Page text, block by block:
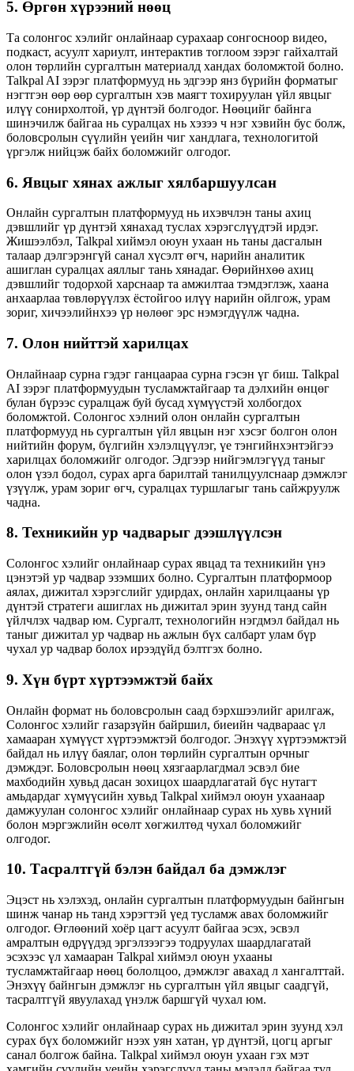
5. Өргөн хүрээний нөөц
Та солонгос хэлийг онлайнаар сурахаар сонгосноор видео,
подкаст, асуулт хариулт, интерактив тоглоом зэрэг гайхалтай
олон төрлийн сургалтын материалд хандах боломжтой болно.
Talkpal AI зэрэг платформууд нь эдгээр янз бүрийн форматыг
нэгтгэн өөр өөр сургалтын хэв маягт тохируулан үйл явцыг
илүү сонирхолтой, үр дүнтэй болгодог. Нөөцийг байнга
шинэчилж байгаа нь суралцах нь хэзээ ч нэг хэвийн бус болж,
боловсролын сүүлийн үеийн чиг хандлага, технологитой
үргэлж нийцэж байх боломжийг олгодог.
6. Явцыг хянах ажлыг хялбаршуулсан
Онлайн сургалтын платформууд нь ихэвчлэн таны ахиц
дэвшлийг үр дүнтэй хянахад туслах хэрэгслүүдтэй ирдэг.
Жишээлбэл, Talkpal хиймэл оюун ухаан нь таны дасгалын
талаар дэлгэрэнгүй санал хүсэлт өгч, нарийн аналитик
ашиглан суралцах аяллыг тань хянадаг. Өөрийнхөө ахиц
дэвшлийг тодорхой харснаар та амжилтаа тэмдэглэж, хаана
анхаарлаа төвлөрүүлэх ёстойгоо илүү нарийн ойлгож, урам
зориг, хичээлийнхээ үр нөлөөг эрс нэмэгдүүлж чадна.
7. Олон нийттэй харилцах
Онлайнаар сурна гэдэг ганцаараа сурна гэсэн үг биш. Talkpal
AI зэрэг платформуудын тусламжтайгаар та дэлхийн өнцөг
булан бүрээс суралцаж буй бусад хүмүүстэй холбогдох
боломжтой. Солонгос хэлний олон онлайн сургалтын
платформууд нь сургалтын үйл явцын нэг хэсэг болгон олон
нийтийн форум, бүлгийн хэлэлцүүлэг, үе тэнгийнхэнтэйгээ
харилцах боломжийг олгодог. Эдгээр нийгэмлэгүүд таныг
олон үзэл бодол, сурах арга барилтай танилцуулснаар дэмжлэг
үзүүлж, урам зориг өгч, суралцах туршлагыг тань сайжруулж
чадна.
8. Техникийн ур чадварыг дээшлүүлсэн
Солонгос хэлийг онлайнаар сурах явцад та техникийн үнэ
цэнэтэй ур чадвар эзэмших болно. Сургалтын платформоор
аялах, дижитал хэрэгслийг удирдах, онлайн харилцааны үр
дүнтэй стратеги ашиглах нь дижитал эрин зуунд танд сайн
үйлчлэх чадвар юм. Сургалт, технологийн нэгдмэл байдал нь
таныг дижитал ур чадвар нь ажлын бүх салбарт улам бүр
чухал ур чадвар болох ирээдүйд бэлтгэх болно.
9. Хүн бүрт хүртээмжтэй байх
Онлайн формат нь боловсролын саад бэрхшээлийг арилгаж,
Солонгос хэлийг газарзүйн байршил, биеийн чадвараас үл
хамааран хүмүүст хүртээмжтэй болгодог. Энэхүү хүртээмжтэй
байдал нь илүү баялаг, олон төрлийн сургалтын орчныг
дэмждэг. Боловсролын нөөц хязгаарлагдмал эсвэл бие
махбодийн хувьд дасан зохицох шаардлагатай бүс нутагт
амьдардаг хүмүүсийн хувьд Talkpal хиймэл оюун ухаанаар
дамжуулан солонгос хэлийг онлайнаар сурах нь хувь хүний ​​
болон мэргэжлийн өсөлт хөгжилтөд чухал боломжийг
олгодог.
10. Тасралтгүй бэлэн байдал ба дэмжлэг
Эцэст нь хэлэхэд, онлайн сургалтын платформуудын байнгын
шинж чанар нь танд хэрэгтэй үед тусламж авах боломжийг
олгодог. Өглөөний хоёр цагт асуулт байгаа эсэх, эсвэл
амралтын өдрүүдэд эргэлзээгээ тодруулах шаардлагатай
эсэхээс үл хамааран Talkpal хиймэл оюун ухааны
тусламжтайгаар нөөц бололцоо, дэмжлэг авахад л хангалттай.
Энэхүү байнгын дэмжлэг нь сургалтын үйл явцыг саадгүй,
тасралтгүй явуулахад үнэлж баршгүй чухал юм.
Солонгос хэлийг онлайнаар сурах нь дижитал эрин зуунд хэл
сурах бүх боломжийг нээх уян хатан, үр дүнтэй, цогц аргыг
санал болгож байна. Talkpal хиймэл оюун ухаан гэх мэт